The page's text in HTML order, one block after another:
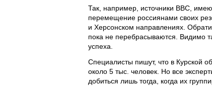
Так, например, источники ВВС,
перемещение россиянами своих
и Херсонском направлениях.
пока не перебрасываются. Видимо
успеха.
Специалисты пишут, что в Курской
около 5 тыс. человек. Но все
добиться лишь тогда, когда их